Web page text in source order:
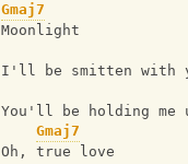
Gmaj7
Moonlight
I'll be smitten with
You'll be holding me
Gmaj7
Oh, true love